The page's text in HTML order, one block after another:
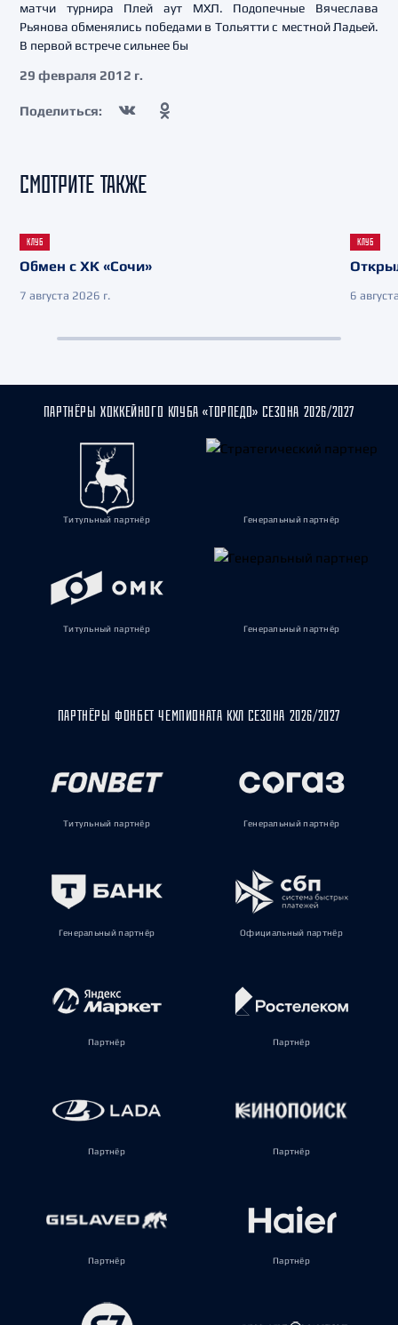
матчи турнира Плей аут МХЛ. Подопечные Вячеслава
Рьянова обменялись победами в Тольятти с местной Ладьей.
В первой встрече сильнее бы
29 февраля 2012 г.
Поделиться:
СМОТРИТЕ ТАКЖЕ
КЛУБ
Обмен с ХК «Сочи»
7 августа 2026 г.
КЛУБ
6
ПАРТНЁРЫ ХОККЕЙНОГО КЛУБА «ТОРПЕДО» СЕЗОНА 2026/2027
Титульный партнёр Генеральный партнёр
Титульный партнёр Генеральный партнёр
ПАРТНЁРЫ ФОНБЕТ ЧЕМПИОНАТА КХЛ СЕЗОНА 2026/2027
Титульный партнёр Генеральный партнёр
Генеральный партнёр Официальный партнёр
Партнёр Партнёр
Партнёр Партнёр
Партнёр Партнёр